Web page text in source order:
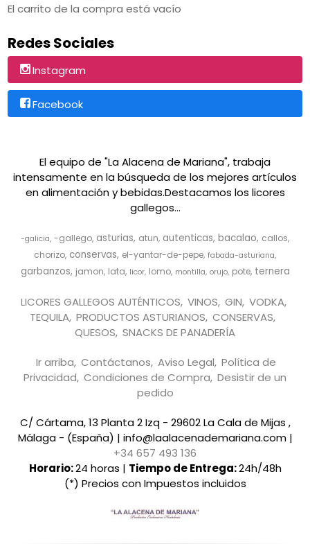
El carrito de la compra está vacío
Redes Sociales
Instagram
Facebook
El equipo de "La Alacena de Mariana", trabaja
intensamente en la búsqueda de los mejores artículos
en alimentación y bebidas.Destacamos los licores
gallegos...
-galicia -gallego asturias atun autenticas bacalao callos
chorizo conservas el-yantar-de-pepe fabada-asturiana
garbanzos jamon lata licor lomo montilla orujo pote ternera
LICORES GALLEGOS AUTÉNTICOS VINOS GIN VODKA
TEQUILA PRODUCTOS ASTURIANOS CONSERVAS
QUESOS SNACKS DE PANADERÍA
Ir arriba Contáctanos Aviso Legal Política de
Privacidad Condiciones de Compra Desistir de un
pedido
C/ Cártama, 13 Planta 2 Izq - 29602 La Cala de Mijas ,
Málaga - (España) | info@laalacenademariana.com |
+34 657 493 136
Horario:24 horas | Tiempo de Entrega:24h/48h
(*) Precios con Impuestos incluidos